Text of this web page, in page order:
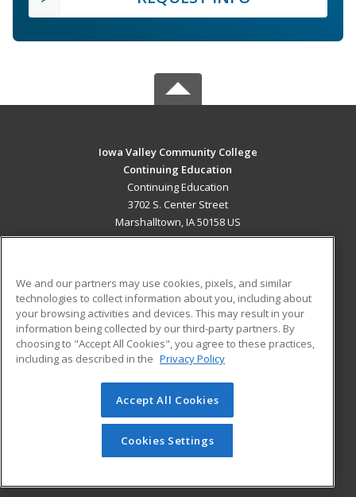
Iowa Valley Community College
Continuing Education
Continuing Education
3702 S. Center Street
Marshalltown, IA 50158 US
ADDITIONAL RESOURCES
Military
Financial Assistance
Help
Student Blog
© 2026 ed2go, a division of Cengage Learning. All rights
reserved. The material on this site cannot be reproduced or
redistributed unless you have obtained prior written
permission from Cengage Learning.Privacy Policy
We and our partners may use cookies, pixels, and similar
technologies to collect information about you, including about
your browsing activities and devices. This may result in your
information being collected by our third-party partners. By
choosing to "Accept All Cookies", you agree to these practices,
including as described in the Privacy Policy
Accept All Cookies
Cookies Settings